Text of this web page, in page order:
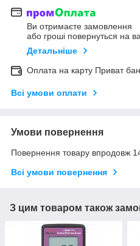
Ви отримаєте замовлення
або гроші повернуться на
Детальніше
Оплата на карту Приват
Всі умови оплати
Умови повернення
Повернення товару впродовж
Всі умови повернення
З цим товаром також